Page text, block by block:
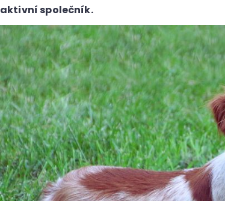
aktivní společník.